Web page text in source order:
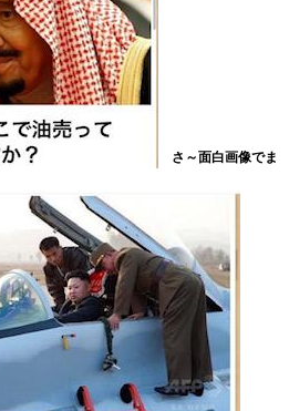
さ～面白画像でま